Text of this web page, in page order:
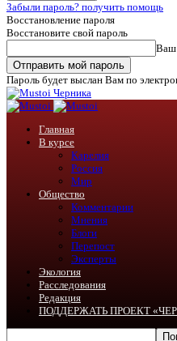
Забыли пароль? получить помощь
Восстановление пароля
Восстановите свой пароль
Ваш
Пароль будет выслан Вам по
Черника
Главная
В курсе
Карелия
Россия
Мир
Общество
Комментарии
Мнения
Блоги
Перепост
Эксперты
Экология
Расследования
Редакция
ПОДДЕРЖАТЬ ПРОЕКТ